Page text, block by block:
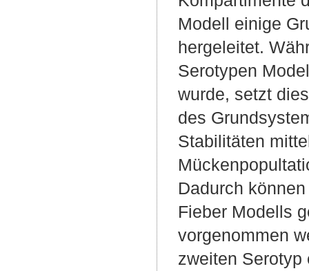
Modell einige
hergeleitet.
Serotypen
wurde, setzt
des
Stabilitäten
Dadurch
Fieber Modells
vorgenommen
zweiten Serotyp